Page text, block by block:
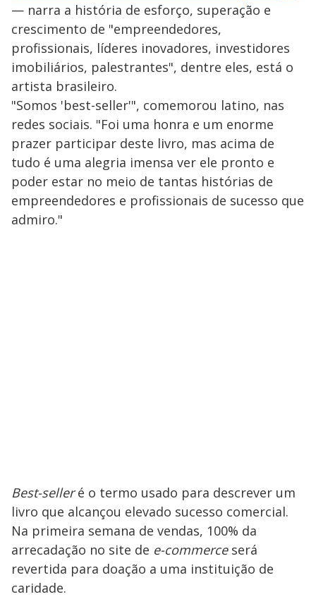
— narra a história de esforço, superação e
crescimento de "empreendedores,
profissionais, líderes inovadores, investidores
imobiliários, palestrantes", dentre eles, está o
artista brasileiro.
"Somos 'best-seller'", comemorou latino, nas
redes sociais. "Foi uma honra e um enorme
prazer participar deste livro, mas acima de
tudo é uma alegria imensa ver ele pronto e
poder estar no meio de tantas histórias de
empreendedores e profissionais de sucesso que
admiro."
Best-selleré o termo usado para descrever um
livro que alcançou elevado sucesso comercial.
Na primeira semana de vendas, 100% da
arrecadação no site de e-commerceserá
revertida para doação a uma instituição de
caridade.